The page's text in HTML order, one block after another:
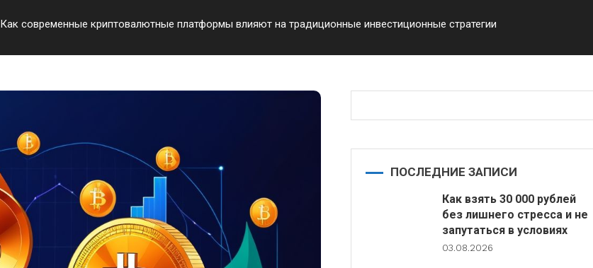
Как современные криптовалютные платформы влияют на традиционные инвестиционные стратегии
ПОСЛЕДНИЕ ЗАПИСИ
Как взять 30 000 рублей
без лишнего стресса и не
запутаться в условиях
03.08.2026